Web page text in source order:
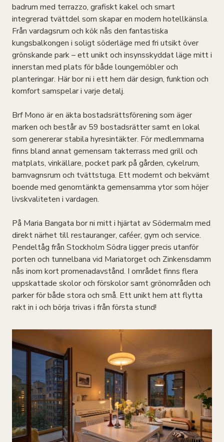
badrum med terrazzo, grafiskt kakel och smart
integrerad tvättdel som skapar en modern hotellkänsla.
Från vardagsrum och kök nås den fantastiska
kungsbalkongen i soligt söderläge med fri utsikt över
grönskande park – ett unikt och insynsskyddat läge mitt i
innerstan med plats för både loungemöbler och
planteringar. Här bor ni i ett hem där design, funktion och
komfort samspelar i varje detalj.
Brf Mono är en äkta bostadsrättsförening som äger
marken och består av 59 bostadsrätter samt en lokal
som genererar stabila hyresintäkter. För medlemmarna
finns bland annat gemensam takterrass med grill och
matplats, vinkällare, pocket park på gården, cykelrum,
barnvagnsrum och tvättstuga. Ett modernt och bekvämt
boende med genomtänkta gemensamma ytor som höjer
livskvaliteten i vardagen.
På Maria Bangata bor ni mitt i hjärtat av Södermalm med
direkt närhet till restauranger, caféer, gym och service.
Pendeltåg från Stockholm Södra ligger precis utanför
porten och tunnelbana vid Mariatorget och Zinkensdamm
nås inom kort promenadavstånd. I området finns flera
uppskattade skolor och förskolor samt grönområden och
parker för både stora och små. Ett unikt hem att flytta
rakt in i och börja trivas i från första stund!